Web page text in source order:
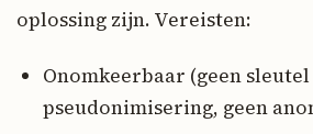
oplossing zijn. Vereisten:
Onomkeerbaar (geen
pseudonimisering, geen